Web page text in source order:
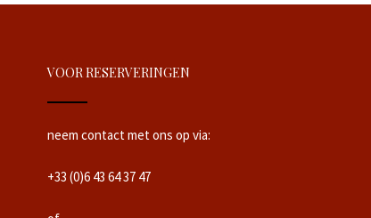
VOOR RESERVERINGEN
neem contact met ons op via:
+33 (0)6 43 64 37 47